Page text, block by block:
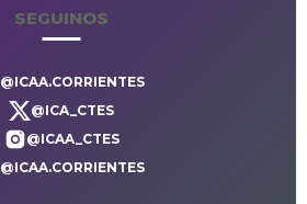
SEGUINOS
@ICAA.CORRIENTES
@ICA_CTES
@ICAA_CTES
@ICAA.CORRIENTES